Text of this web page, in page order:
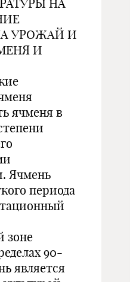
НА
УРОЖАЙ И
И
ячменя в
Ячмень
периода
зоне
90-
является